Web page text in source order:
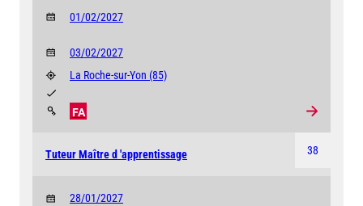
01/02/2027
03/02/2027
La Roche-sur-Yon (85)
FA
38
Tuteur Maître d 'apprentissage
28/01/2027